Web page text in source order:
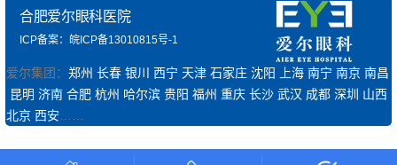
合肥爱尔眼科医院
ICP备案：皖ICP备13010815号-1
爱尔集团： 郑州 长春 银川 西宁 天津 石家庄 沈阳 上海 南宁 南京 南昌
昆明 济南 合肥 杭州 哈尔滨 贵阳 福州 重庆 长沙 武汉 成都 深圳 山西
北京 西安